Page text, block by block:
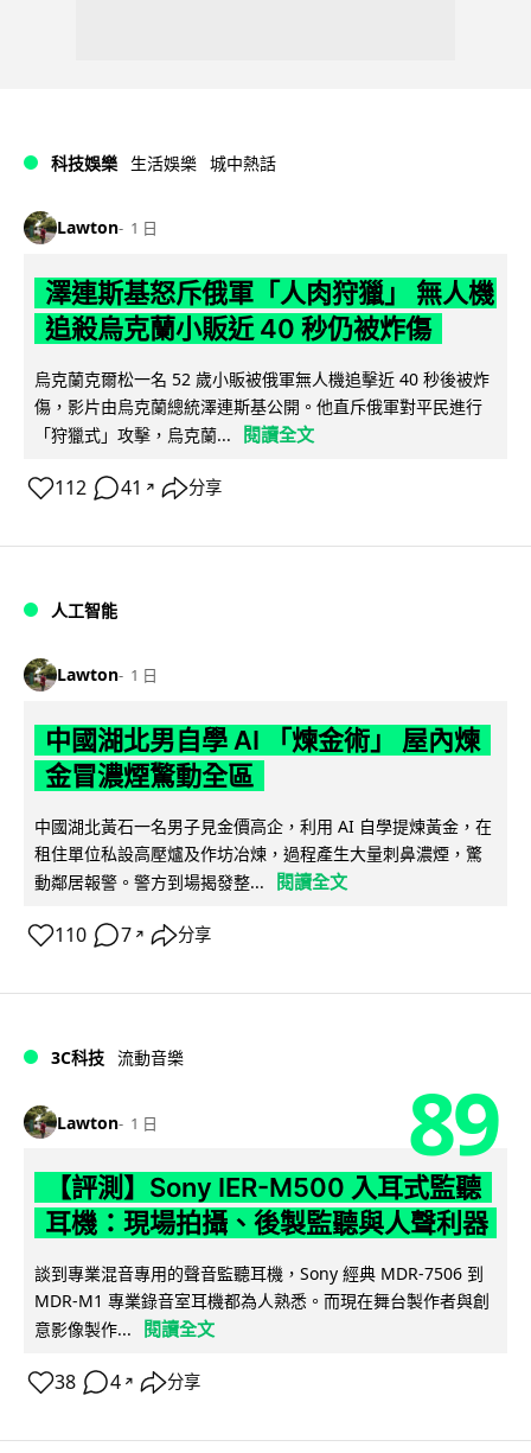
科技娛樂 生活娛樂 城中熱話
Lawton 1 日
澤連斯基怒斥俄軍「人肉狩獵」 無人機
追殺烏克蘭小販近 40 秒仍被炸傷
烏克蘭克爾松一名 52 歲小販被俄軍無人機追擊近 40 秒後被炸
傷，影片由烏克蘭總統澤連斯基公開。他直斥俄軍對平民進行
「狩獵式」攻擊，烏克蘭...
閱讀全文
112 41 ↗ 分享
人工智能
Lawton 1 日
中國湖北男自學 AI 「煉金術」 屋內煉
金冒濃煙驚動全區
中國湖北黃石一名男子見金價高企，利用 AI 自學提煉黃金，在
租住單位私設高壓爐及作坊冶煉，過程產生大量刺鼻濃煙，驚
動鄰居報警。警方到場揭發整...
閱讀全文
110 7 ↗ 分享
3C科技 流動音樂
Lawton 1 日 89
【評測】Sony IER-M500 入耳式監聽
耳機：現場拍攝、後製監聽與人聲利器
談到專業混音專用的聲音監聽耳機，Sony 經典 MDR-7506 到
MDR-M1 專業錄音室耳機都為人熟悉。而現在舞台製作者與創
意影像製作...
閱讀全文
38 4 ↗ 分享